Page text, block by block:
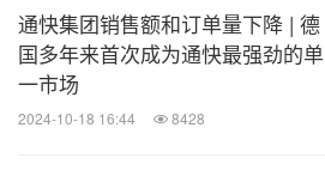
通快集团销售额和订单量下降 | 德
国多年来首次成为通快最强劲的单
一市场
2024-10-18 16:44 8428